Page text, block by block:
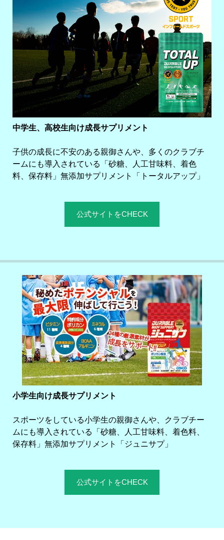
中学生、高校生向け成長サプリメント
子供の成長に不安のある親御さんや、多くのクラブチ
ームにも導入されている「砂糖、人工甘味料、着色
料、保存料」無添加サプリメント「トータルアップ」
公式サイトをCHECK
小学生向け成長サプリメント
スポーツをしている小学生の親御さんや、クラブチー
ムにも導入されている「砂糖、人工甘味料、着色料、
保存料」無添加サプリメント「ジュニサプ」
公式サイトをCHECK